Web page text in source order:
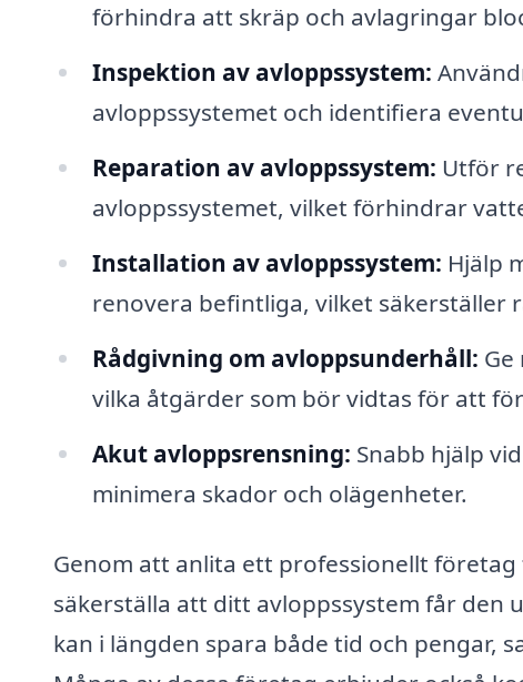
förhindra att skräp och avlagringar
Inspektion av avloppssystem:
avloppssystemet och identifiera
Reparation av avloppssystem: Utför
avloppssystemet, vilket förhindrar
Installation av avloppssystem: Hjälp
renovera befintliga, vilket säkerställer
Rådgivning om avloppsunderhåll:
vilka åtgärder som bör vidtas för att
Akut avloppsrensning: Snabb hjälp
minimera skador och olägenheter.
Genom att anlita ett professionellt
säkerställa att ditt avloppssystem får den
kan i längden spara både tid och pengar,